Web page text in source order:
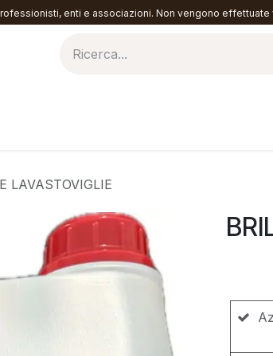
enti e associazioni. Non vengono effettuate
LAVASTOVIGLIE